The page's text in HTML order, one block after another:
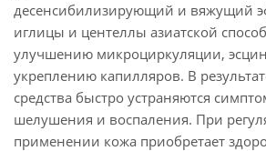
десенсибилизирующий и вяжущий
иглицы и центеллы азиатской
улучшению микроциркуляции, эсцин
укреплению капилляров. В
средства быстро устраняются
шелушения и воспаления. При
применении кожа приобретает